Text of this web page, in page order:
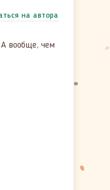
на автора
А вообще, чем